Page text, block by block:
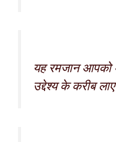
यह रमजान
उद्देश्य के करीब